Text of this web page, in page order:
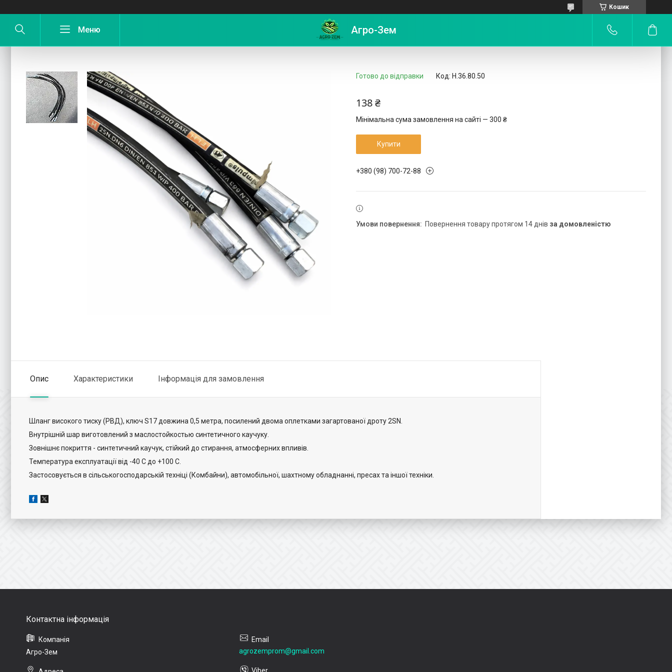
Кошик
Агро-Зем
Рукав високого тиску (РВД) під ключ 17 L = 0,5 2SN посилений
Готово до відправки Код: Н.36.80.50
138 ₴
Мінімальна сума замовлення на сайті — 300 ₴
Купити
+380 (98) 700-72-88
повернення товару протягом 14 днів за домовленістю
Опис Характеристики Інформація для замовлення
Шланг високого тиску (РВД), ключ S17 довжина 0,5 метра, посилений двома оплетками загартованої дроту 2SN.
Внутрішній шар виготовлений з маслостойкостью синтетичного каучуку.
Зовнішнє покриття - синтетичний каучук, стійкий до стирання, атмосферних впливів.
Температура експлуатації від -40 С до +100 С.
Застосовується в сільськогосподарській техніці (Комбайни), автомобільної, шахтному обладнанні, пресах та іншої техніки.
Агро-Зем agrozemprom@gmail.com